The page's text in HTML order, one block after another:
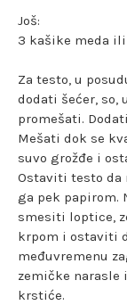
Još:
3 kašike meda
Za testo, u
dodati šećer, so,
promešati.
Mešati dok se
suvo grožđe i
Ostaviti testo
ga pek papirom.
smesiti loptice,
krpom i ostaviti
međuvremenu
zemičke narasle
krstiće.